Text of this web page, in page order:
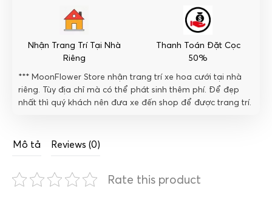
Nhận Trang Trí Tại Nhà
Riêng
Thanh Toán Đặt Cọc
50%
*** MoonFlower Store nhận trang trí xe hoa cưới tại nhà
riêng. Tùy địa chỉ mà có thể phát sinh thêm phí. Để đẹp
nhất thì quý khách nên đưa xe đến shop để được trang trí.
Mô tả Reviews (0)
Rate this product